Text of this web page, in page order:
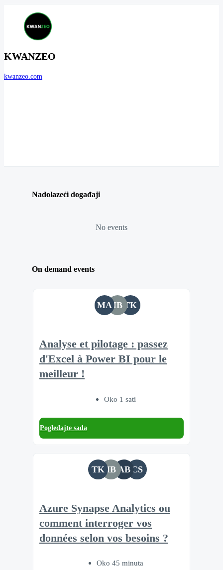
KWANZEO
kwanzeo.com
Nadolazeći događaji
No events
On demand events
MA IB TK
Analyse et pilotage : passez
d'Excel à Power BI pour le
meilleur !
Oko 1 sati
Pogledajte sada
TK IB AB CS
Azure Synapse Analytics ou
comment interroger vos
données selon vos besoins ?
Oko 45 minuta